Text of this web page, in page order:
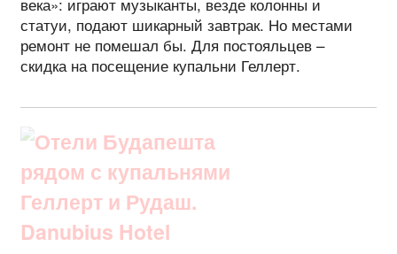
статуи, подают шикарный завтрак. Но местами
ремонт не помешал бы. Для постояльцев –
скидка на посещение купальни Геллерт.